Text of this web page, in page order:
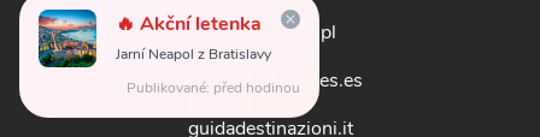
🔥 Akční letenka
Jarní Neapol z Bratislavy
Publikované: před hodinou
BobrPodrozy.pl
destinosmundiales.es
guidadestinazioni.it